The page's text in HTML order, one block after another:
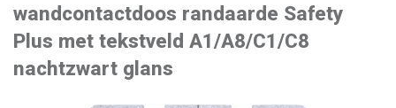
wandcontactdoos randaarde Safety
Plus met tekstveld A1/A8/C1/C8
nachtzwart glans